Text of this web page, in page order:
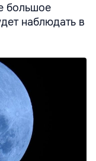
большое
наблюдать в